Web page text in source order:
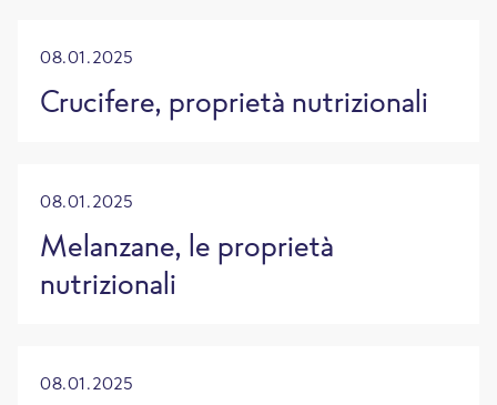
08.01.2025
Crucifere, proprietà nutrizionali
08.01.2025
Melanzane, le proprietà
nutrizionali
08.01.2025